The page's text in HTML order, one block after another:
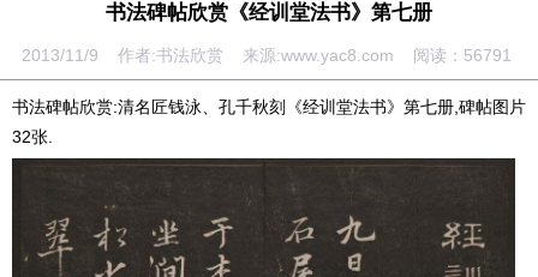
书法碑帖欣赏《经训堂法书》第七册
2013/11/9 作者:书法欣赏 来源:www.yac8.com 阅读： 56791
书法碑帖欣赏:清名匠钱泳、孔千秋刻《经训堂法书》第七册,碑帖图片
32张.